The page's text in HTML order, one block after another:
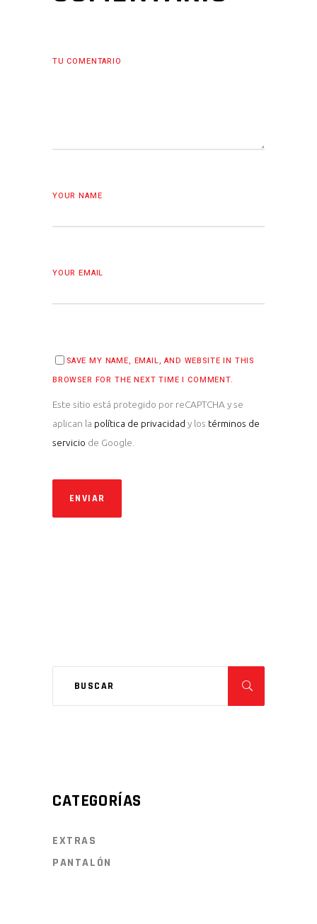
TU COMENTARIO
YOUR NAME
YOUR EMAIL
SAVE MY NAME, EMAIL, AND WEBSITE IN THIS
BROWSER FOR THE NEXT TIME I COMMENT.
Este sitio está protegido por reCAPTCHA y se
aplican la política de privacidad y los términos de
servicio de Google.
ENVIAR
CATEGORÍAS
EXTRAS
PANTALÓN